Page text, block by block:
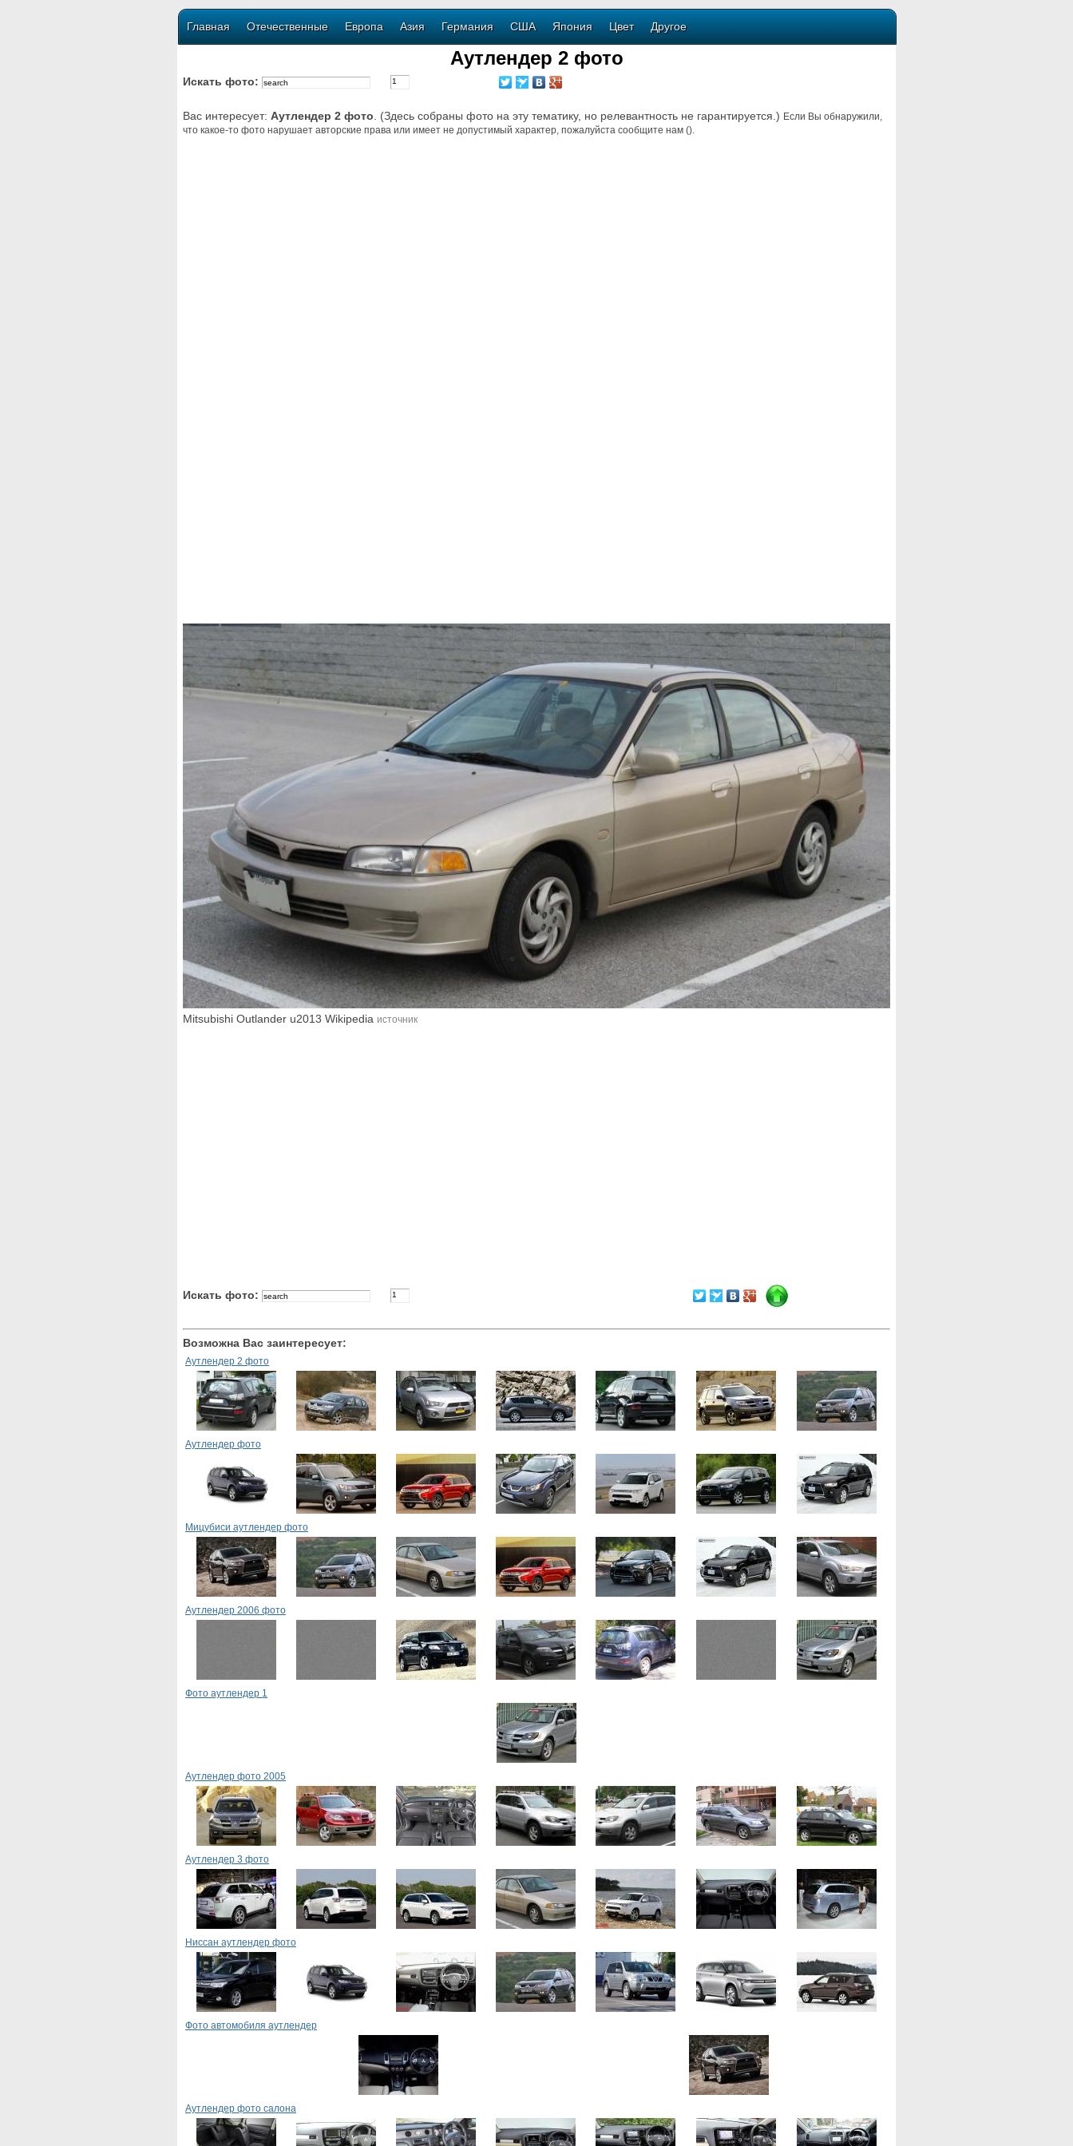
Главная Отечественные Европа Азия Германия США Япония Цвет Другое
Аутлендер 2 фото
Искать фото:
Вас интересует: Аутлендер 2 фото . (Здесь собраны фото на эту тематику, но релевантность не гарантируется.) Если Вы обнаружили,
что какое-то фото нарушает авторские права или имеет не допустимый характер, пожалуйста сообщите нам ().
Mitsubishi Outlander u2013 Wikipedia источник
Искать фото:
Возможна Вас заинтересует:
Аутлендер 2 фото
Аутлендер фото
Мицубиси аутлендер фото
Аутлендер 2006 фото
Фото аутлендер 1
Аутлендер фото 2005
Аутлендер 3 фото
Ниссан аутлендер фото
Фото автомобиля аутлендер
Аутлендер фото салона